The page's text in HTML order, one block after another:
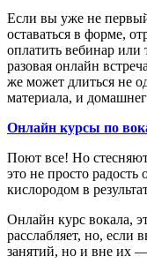
Если вы уже не первый
оставаться в форме,
оплатить вебинар
разовая онлайн
же может длиться не
материала, и
Онлайн курсы по
Поют все! Но
это не просто
кислородом в
Онлайн курс вокала,
расслабляет, но, если
занятий, но и вне их